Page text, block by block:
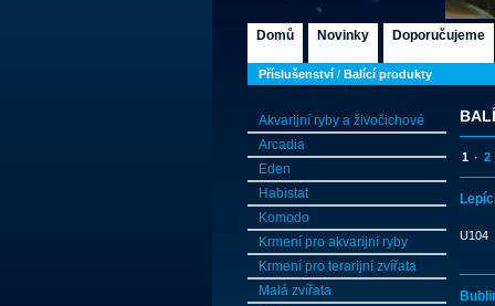
Domů Novinky Doporučujeme
Příslušenství / Balící produkty
Akvarijní ryby a živočichové
Arcadia
Eden
Habistat
Komodo
Krmení pro akvarijní ryby
Krmení pro terarijní zvířata
Malá zvířata
1 · 2
U104